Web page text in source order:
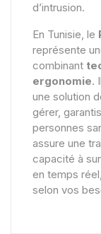
d’intrusion.
En Tunisie, le
représente
combinant
ergonomie.
une solution
gérer,
personnes
assure une
capacité à
en temps
selon vos